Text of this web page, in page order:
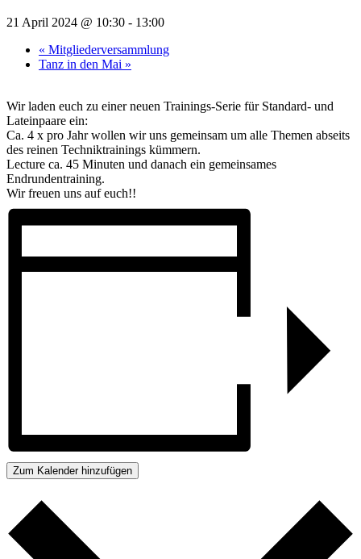
21 April 2024 @ 10:30 - 13:00
« Mitgliederversammlung
Tanz in den Mai »
Wir laden euch zu einer neuen Trainings-Serie für Standard- und
Lateinpaare ein:
Ca. 4 x pro Jahr wollen wir uns gemeinsam um alle Themen abseits
des reinen Techniktrainings kümmern.
Lecture ca. 45 Minuten und danach ein gemeinsames
Endrundentraining.
Wir freuen uns auf euch!!
Zum Kalender hinzufügen